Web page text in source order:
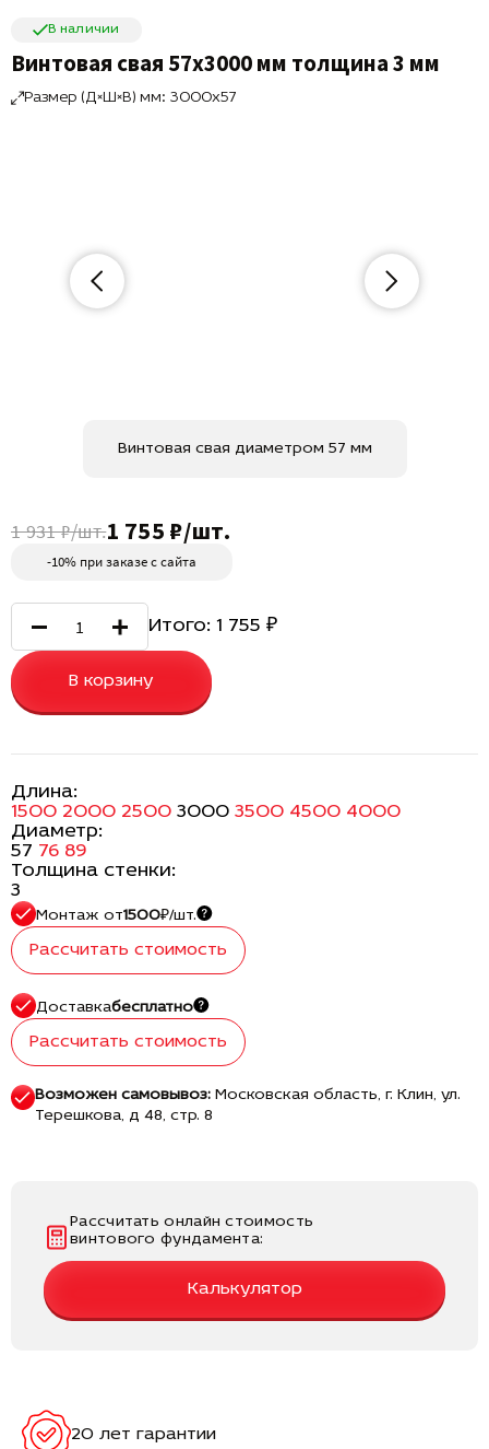
В наличии
Винтовая свая 57х3000 мм толщина 3 мм
Размер (Д×Ш×В) мм: 3000x57
1 931 ₽/шт.1 755 ₽/шт.
-10% при заказе с сайта
Итого: 1 755 ₽
В корзину
Длина:
1500 2000 2500 3000 3500 4500 4000
Диаметр:
57 76 89
Толщина стенки:
3
Монтаж от1500₽/шт.
Рассчитать стоимость
Доставкабесплатно
Рассчитать стоимость
Возможен самовывоз:Московская область, г. Клин, ул.
Терешкова, д 48, стр. 8
Рассчитать онлайн стоимость
винтового фундамента:
Калькулятор
Винтовая свая диаметром 57 мм
20 лет гарантии